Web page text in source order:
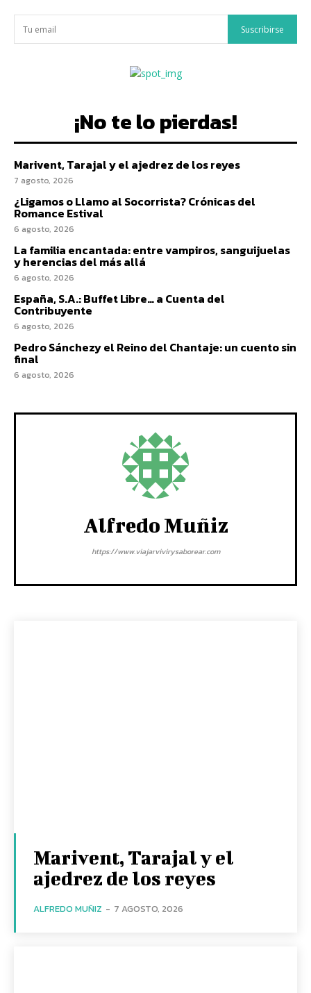
Suscribirse
¡No te lo pierdas!
Marivent, Tarajal y el ajedrez de los reyes
7 agosto, 2026
¿Ligamos o Llamo al Socorrista? Crónicas del
Romance Estival
6 agosto, 2026
La familia encantada: entre vampiros, sanguijuelas
y herencias del más allá
6 agosto, 2026
España, S.A.: Buffet Libre… a Cuenta del
Contribuyente
6 agosto, 2026
Pedro Sánchezy el Reino del Chantaje: un cuento sin
final
6 agosto, 2026
Alfredo Muñiz
https://www.viajarvivirysaborear.com
Marivent, Tarajal y el
ajedrez de los reyes
ALFREDO MUÑIZ - 7 AGOSTO, 2026